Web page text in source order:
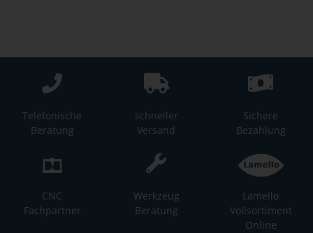
Telefonische
Beratung
schneller
Versand
Sichere
Bezahlung
CNC
Fachpartner
Werkzeug
Beratung
Lamello
Vollsortiment
Online